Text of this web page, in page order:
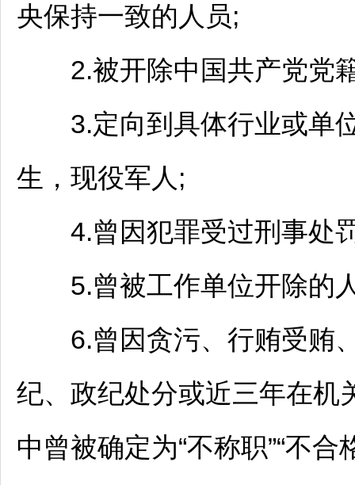
央保持一致的人员;
2.被开除中国共产党党
3.定向到具体行业或单位
生，现役军人;
4.曾因犯罪受过刑事处
5.曾被工作单位开除的
6.曾因贪污、行贿受贿、
纪、政纪处分或近三年在机
中曾被确定为“不称职”“不合